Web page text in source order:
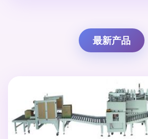
最新产品